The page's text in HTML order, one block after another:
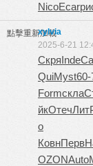
NicoEcar
點擊重新加載
xylvia
2025-6-21
СкряInde
QuiMyst60-
Formскла
йкОтеч
о
КовнПерв
OZONAuto